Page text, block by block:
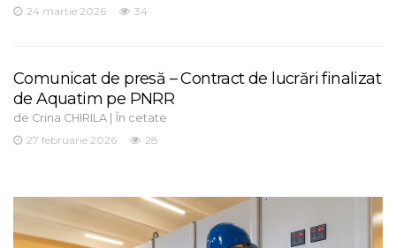
24 martie 2026 34
Comunicat de presă – Contract de lucrări finalizat
de Aquatim pe PNRR
de Crina CHIRILA | În cetate
27 februarie 2026
28